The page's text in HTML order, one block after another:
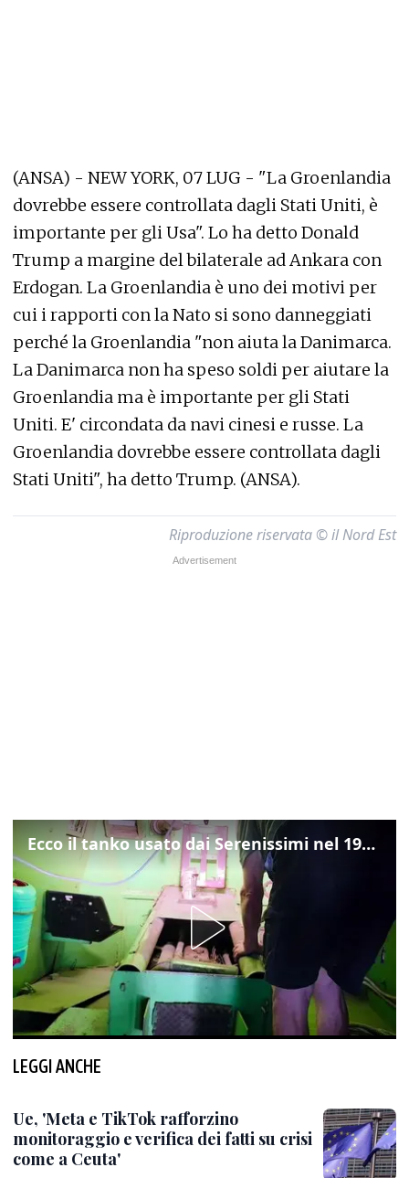
(ANSA) - NEW YORK, 07 LUG - "La Groenlandia
dovrebbe essere controllata dagli Stati Uniti, è
importante per gli Usa". Lo ha detto Donald
Trump a margine del bilaterale ad Ankara con
Erdogan. La Groenlandia è uno dei motivi per
cui i rapporti con la Nato si sono danneggiati
perché la Groenlandia "non aiuta la Danimarca.
La Danimarca non ha speso soldi per aiutare la
Groenlandia ma è importante per gli Stati
Uniti. E' circondata da navi cinesi e russe. La
Groenlandia dovrebbe essere controllata dagli
Stati Uniti", ha detto Trump. (ANSA).
Riproduzione riservata © il Nord Est
Ecco il tanko usato dai Serenissimi nel 1997 per il blitz a San Marco
LEGGI ANCHE
Ue, 'Meta e TikTok rafforzino
monitoraggio e verifica dei fatti su crisi
come a Ceuta'